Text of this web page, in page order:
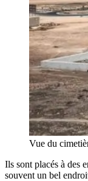
Vue du
Ils sont placés à des
souvent un bel